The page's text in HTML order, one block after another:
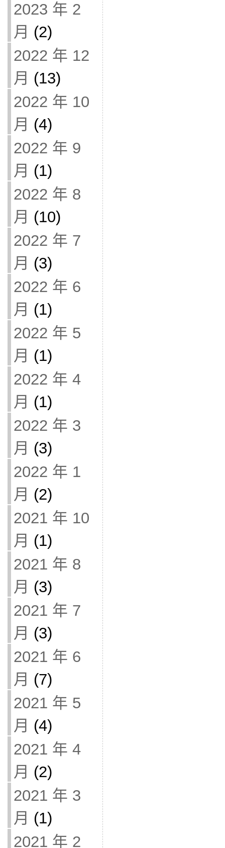
2023 年 2
月 (2)
2022 年 12
月 (13)
2022 年 10
月 (4)
2022 年 9
月 (1)
2022 年 8
月 (10)
2022 年 7
月 (3)
2022 年 6
月 (1)
2022 年 5
月 (1)
2022 年 4
月 (1)
2022 年 3
月 (3)
2022 年 1
月 (2)
2021 年 10
月 (1)
2021 年 8
月 (3)
2021 年 7
月 (3)
2021 年 6
月 (7)
2021 年 5
月 (4)
2021 年 4
月 (2)
2021 年 3
月 (1)
2021 年 2